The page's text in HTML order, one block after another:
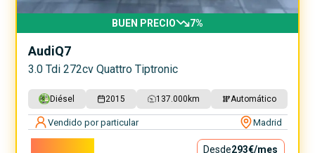
BUEN PRECIO 7%
AudiQ7
3.0 Tdi 272cv Quattro Tiptronic
Diésel 2015 137.000 km Automático
Vendido por particular Madrid
Desde293€/mes